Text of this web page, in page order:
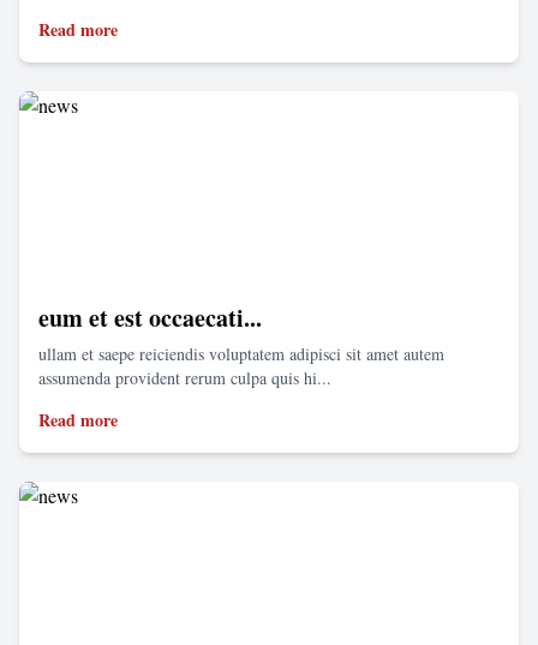
Read more
eum et est occaecati...
ullam et saepe reiciendis voluptatem adipisci sit amet autem
assumenda provident rerum culpa quis hi...
Read more